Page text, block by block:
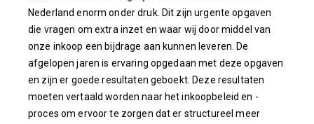
Nederland enorm onder druk. Dit zijn urgente opgaven
die vragen om extra inzet en waar wij door middel van
onze inkoop een bijdrage aan kunnen leveren. De
afgelopen jaren is ervaring opgedaan met deze opgaven
en zijn er goede resultaten geboekt. Deze resultaten
moeten vertaald worden naar het inkoopbeleid en -
proces om ervoor te zorgen dat er structureel meer